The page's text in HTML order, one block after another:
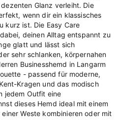
Glanz verleiht. Die
wenn dir ein klassisches
kurz ist. Die Easy Care
deinen Alltag entspannt zu
glatt und lässt sich
sehr schlanken, körpernahen
Businesshemd in Langarm
- passend für moderne,
Kragen und das modisch
jedem Outfit eine
dieses Hemd ideal mit einem
Weste kombinieren oder mit